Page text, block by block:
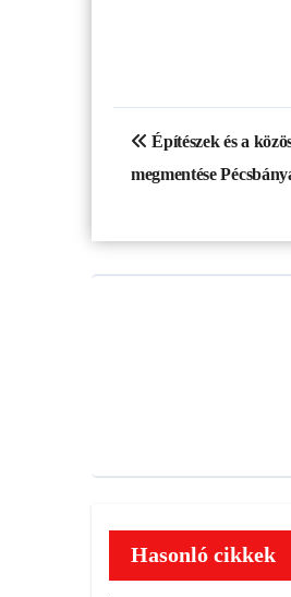
Bejegyzés
navigáció
Építészek és a
megmentése
Hasonló cikkek